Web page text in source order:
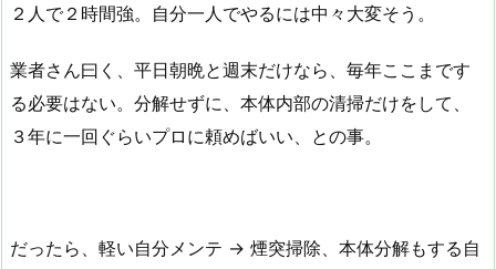
２人で２時間強。自分一人でやるには中々大変そう。
業者さん曰く、平日朝晩と週末だけなら、毎年ここまです
る必要はない。分解せずに、本体内部の清掃だけをして、
３年に一回ぐらいプロに頼めばいい、との事。
だったら、軽い自分メンテ → 煙突掃除、本体分解もする自